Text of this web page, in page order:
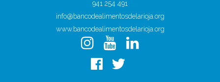
941 254 491
info@bancodealimentosdelarioja.org
www.bancodealimentosdelarioja.org